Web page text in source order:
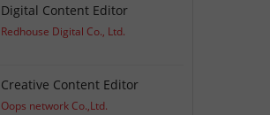
Digital Content Editor
Redhouse Digital Co., Ltd.
Creative Content Editor
Oops network Co.,Ltd.